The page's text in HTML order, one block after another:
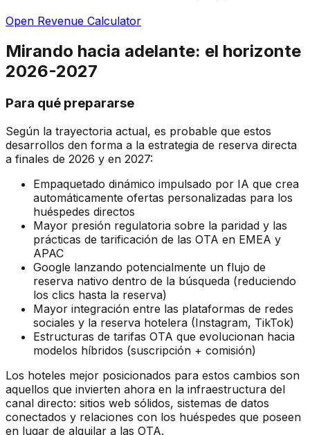
Open Revenue Calculator
Mirando hacia adelante: el horizonte
2026-2027
Para qué prepararse
Según la trayectoria actual, es probable que estos
desarrollos den forma a la estrategia de reserva directa
a finales de 2026 y en 2027:
Empaquetado dinámico impulsado por IA que crea
automáticamente ofertas personalizadas para los
huéspedes directos
Mayor presión regulatoria sobre la paridad y las
prácticas de tarificación de las OTA en EMEA y
APAC
Google lanzando potencialmente un flujo de
reserva nativo dentro de la búsqueda (reduciendo
los clics hasta la reserva)
Mayor integración entre las plataformas de redes
sociales y la reserva hotelera (Instagram, TikTok)
Estructuras de tarifas OTA que evolucionan hacia
modelos híbridos (suscripción + comisión)
Los hoteles mejor posicionados para estos cambios son
aquellos que invierten ahora en la infraestructura del
canal directo: sitios web sólidos, sistemas de datos
conectados y relaciones con los huéspedes que poseen
en lugar de alquilar a las OTA.